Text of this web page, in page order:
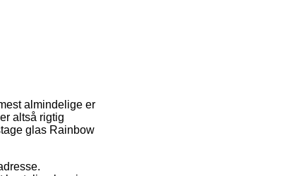
almindelige er
altså rigtig
glas Rainbow